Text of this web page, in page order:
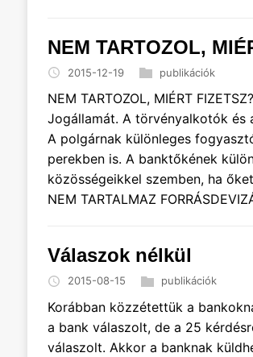
NEM TARTOZOL,
2015-12-19 publikációk
NEM TARTOZOL, MIÉRT
Jogállamát. A törvényalkotók és
A polgárnak különleges
perekben is. A banktőkének
közösségeikkel szemben, ha
NEM TARTALMAZ
Válaszok nélkül
2015-08-15 publikációk
Korábban közzétettük a
a bank válaszolt, de a 25
válaszolt. Akkor a banknak